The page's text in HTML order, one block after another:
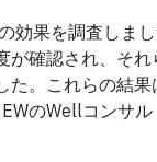
効果を調査しま
確認され、そ
。これらの結
のWellコンサ